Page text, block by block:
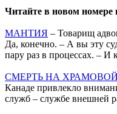
Читайте в новом номере
МАНТИЯ – Товарищ
Да, конечно. – А вы эту
пару раз в процессах. – И
СМЕРТЬ НА
Канаде привлекло
служб – службе внешней